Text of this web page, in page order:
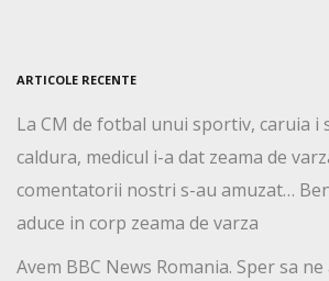
ARTICOLE RECENTE
La CM de fotbal unui sportiv, caruia i
caldura, medicul i-a dat zeama de
comentatorii nostri s-au amuzat…
aduce in corp zeama de varza
Avem BBC News Romania. Sper sa